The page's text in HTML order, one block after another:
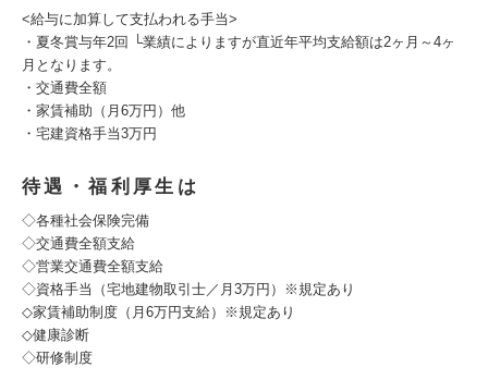
<給与に加算して支払われる手当>
・夏冬賞与年2回 └業績によりますが直近年平均支給額は2ヶ月～4ヶ
月となります。
・交通費全額
・家賃補助（月6万円）他
・宅建資格手当3万円
待遇・福利厚生は
◇各種社会保険完備
◇交通費全額支給
◇営業交通費全額支給
◇資格手当（宅地建物取引士／月3万円）※規定あり
◇家賃補助制度（月6万円支給）※規定あり
◇健康診断
◇研修制度